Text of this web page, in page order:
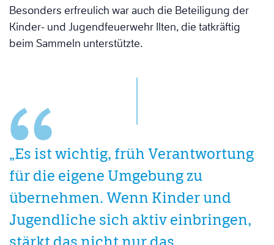
Besonders erfreulich war auch die Beteiligung der
Kinder- und Jugendfeuerwehr Ilten, die tatkräftig
beim Sammeln unterstützte.
„Es ist wichtig, früh Verantwortung
für die eigene Umgebung zu
übernehmen. Wenn Kinder und
Jugendliche sich aktiv einbringen,